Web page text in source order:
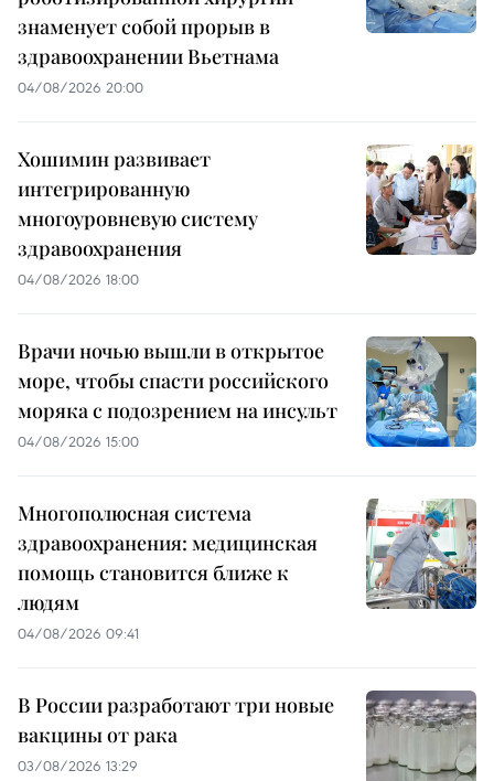
знаменует собой прорыв в
здравоохранении Вьетнама
04/08/2026 20:00
Хошимин развивает
интегрированную
многоуровневую систему
здравоохранения
04/08/2026 18:00
Врачи ночью вышли в открытое
море, чтобы спасти российского
моряка с подозрением на инсульт
04/08/2026 15:00
Многополюсная система
здравоохранения: медицинская
помощь становится ближе к
людям
04/08/2026 09:41
В России разработают три новые
вакцины от рака
03/08/2026 13:29